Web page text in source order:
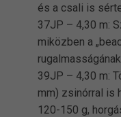
és a csali is
37JP – 4,30 m:
miközben a
39JP – 4,30 m:
mm) zsinórral is
120-150 g,